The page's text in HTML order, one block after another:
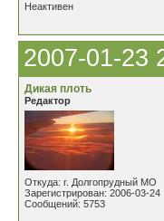
Неактивен
2007-01-23
Дикая плоть
Редактор
Откуда: г. Долгопрудный МО
Зарегистрирован: 2006-03-24
Сообщений: 5753